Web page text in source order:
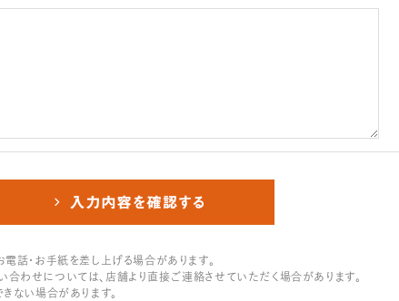
話・お手紙を差し上げる場合があります。
わせについては、店舗より直接ご連絡させていただく場合があります。
ない場合があります。